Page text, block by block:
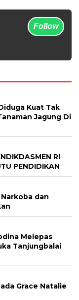
Follow
Kuat Tak
Jagung Di
RI
PENDIDIKAN
dan
Melepas
Tanjungbalai
Grace Natalie